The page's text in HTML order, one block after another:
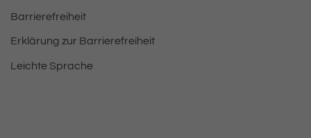
Barrierefreiheit
Erklärung zur Barrierefreiheit
Leichte Sprache